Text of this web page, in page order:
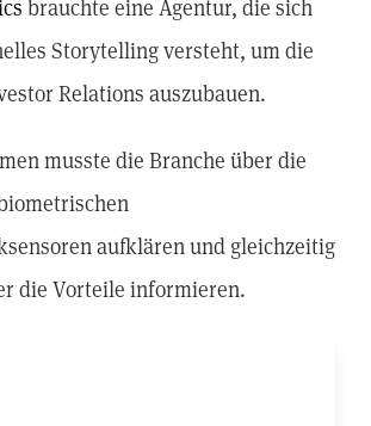
brauchte eine Agentur, die sich
Storytelling versteht, um die
Relations auszubauen.
musste die Branche über die
aufklären und gleichzeitig
die Vorteile informieren.